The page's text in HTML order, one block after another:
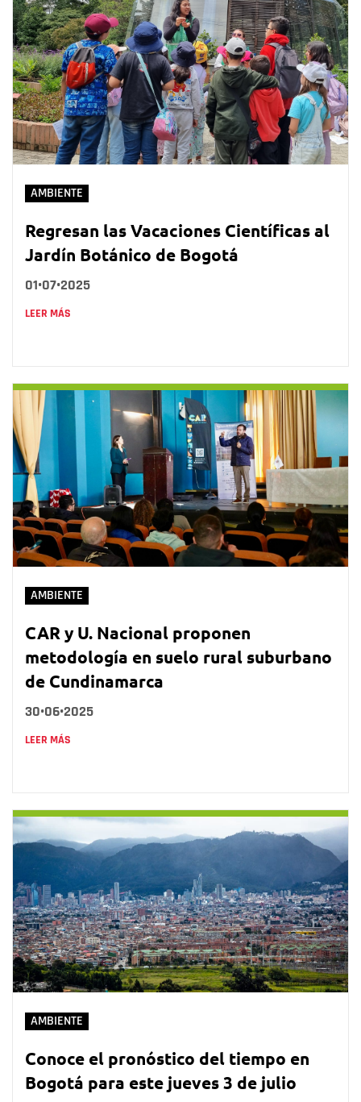
AMBIENTE
Regresan las Vacaciones Científicas al
Jardín Botánico de Bogotá
01•07•2025
LEER MÁS
AMBIENTE
CAR y U. Nacional proponen
metodología en suelo rural suburbano
de Cundinamarca
30•06•2025
LEER MÁS
AMBIENTE
Conoce el pronóstico del tiempo en
Bogotá para este jueves 3 de julio